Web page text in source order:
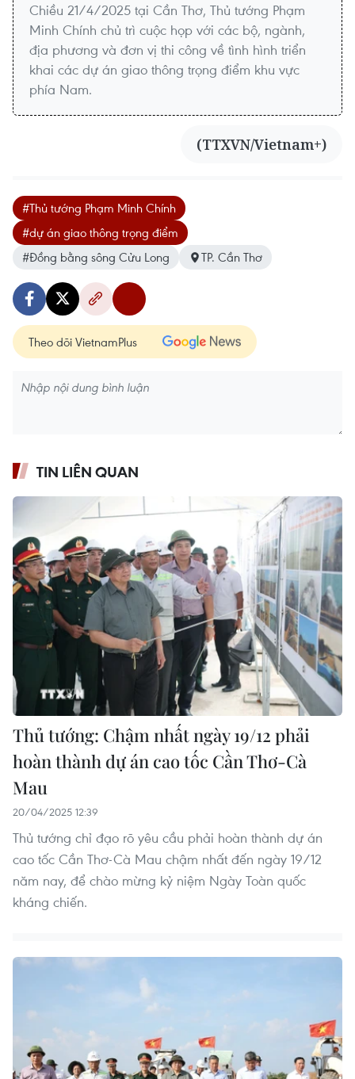
Chiều 21/4/2025 tại Cần Thơ, Thủ tướng Phạm
Minh Chính chủ trì cuộc họp với các bộ, ngành,
địa phương và đơn vị thi công về tình hình triển
khai các dự án giao thông trọng điểm khu vực
phía Nam.
(TTXVN/Vietnam+)
#Thủ tướng Phạm Minh Chính
#dự án giao thông trọng điểm
#Đồng bằng sông Cửu Long
TP. Cần Thơ
Theo dõi VietnamPlus
TIN LIÊN QUAN
Thủ tướng: Chậm nhất ngày 19/12 phải
hoàn thành dự án cao tốc Cần Thơ-Cà
Mau
20/04/2025 12:39
Thủ tướng chỉ đạo rõ yêu cầu phải hoàn thành dự án
cao tốc Cần Thơ-Cà Mau chậm nhất đến ngày 19/12
năm nay, để chào mừng kỷ niệm Ngày Toàn quốc
kháng chiến.